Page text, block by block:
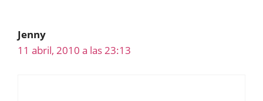
Jenny
11 abril, 2010 a las 23:13